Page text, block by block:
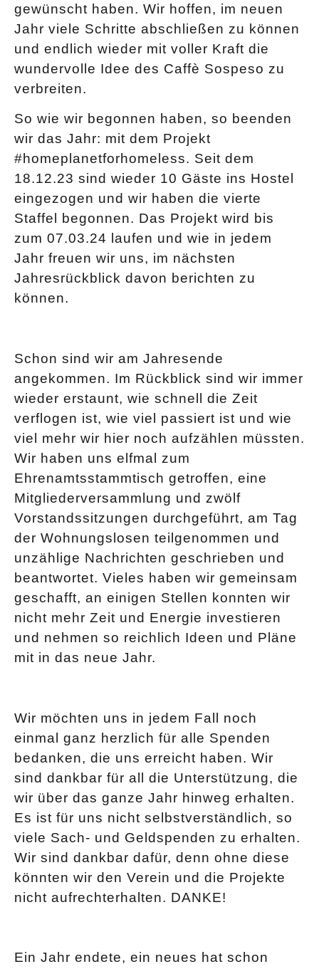
gewünscht haben. Wir hoffen, im neuen
Jahr viele Schritte abschließen zu können
und endlich wieder mit voller Kraft die
wundervolle Idee des Caffè Sospeso zu
verbreiten.
So wie wir begonnen haben, so beenden
wir das Jahr: mit dem Projekt
#homeplanetforhomeless. Seit dem
18.12.23 sind wieder 10 Gäste ins Hostel
eingezogen und wir haben die vierte
Staffel begonnen. Das Projekt wird bis
zum 07.03.24 laufen und wie in jedem
Jahr freuen wir uns, im nächsten
Jahresrückblick davon berichten zu
können.
Schon sind wir am Jahresende
angekommen. Im Rückblick sind wir immer
wieder erstaunt, wie schnell die Zeit
verflogen ist, wie viel passiert ist und wie
viel mehr wir hier noch aufzählen müssten.
Wir haben uns elfmal zum
Ehrenamtsstammtisch getroffen, eine
Mitgliederversammlung und zwölf
Vorstandssitzungen durchgeführt, am Tag
der Wohnungslosen teilgenommen und
unzählige Nachrichten geschrieben und
beantwortet. Vieles haben wir gemeinsam
geschafft, an einigen Stellen konnten wir
nicht mehr Zeit und Energie investieren
und nehmen so reichlich Ideen und Pläne
mit in das neue Jahr.
Wir möchten uns in jedem Fall noch
einmal ganz herzlich für alle Spenden
bedanken, die uns erreicht haben. Wir
sind dankbar für all die Unterstützung, die
wir über das ganze Jahr hinweg erhalten.
Es ist für uns nicht selbstverständlich, so
viele Sach- und Geldspenden zu erhalten.
Wir sind dankbar dafür, denn ohne diese
könnten wir den Verein und die Projekte
nicht aufrechterhalten. DANKE!
Ein Jahr endete, ein neues hat schon